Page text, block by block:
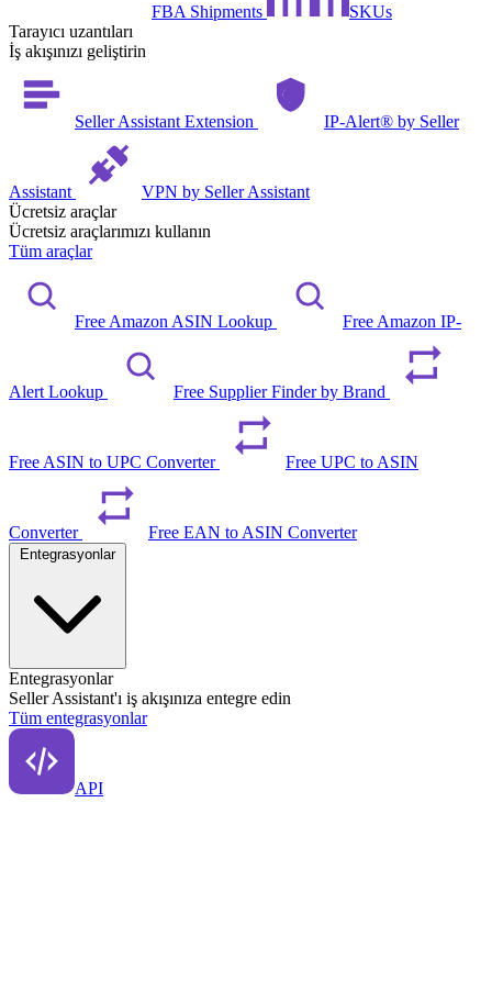
FBA Shipments
SKUs
Tarayıcı uzantıları
İş akışınızı geliştirin
Seller Assistant Extension IP-Alert® by Seller
Assistant
VPN by Seller Assistant
Ücretsiz araçlar
Ücretsiz araçlarımızı kullanın
Tüm araçlar
Free Amazon ASIN Lookup Free Amazon IP-
Alert Lookup Free Supplier Finder by Brand
Free ASIN to UPC Converter Free UPC to ASIN
Converter Free EAN to ASIN Converter
Entegrasyonlar
Entegrasyonlar
Seller Assistant'ı iş akışınıza entegre edin
Tüm entegrasyonlar
API